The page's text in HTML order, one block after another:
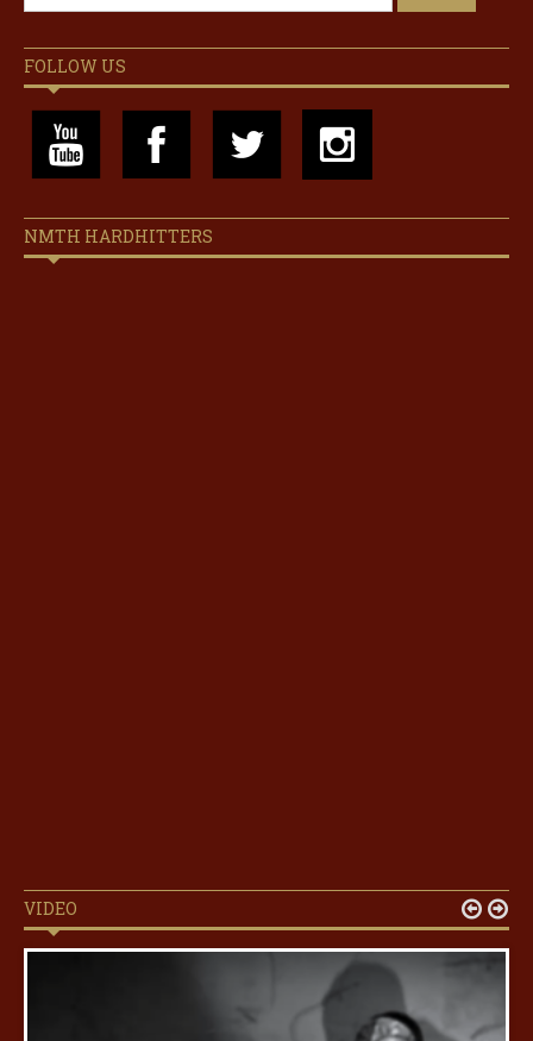
FOLLOW US
NMTH HARDHITTERS
VIDEO  